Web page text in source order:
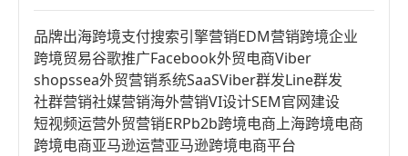
品牌出海跨境支付搜索引擎营销EDM营销跨境企业
跨境贸易谷歌推广Facebook外贸电商Viber
shopssea外贸营销系统SaaSViber群发Line群发
社群营销社媒营销海外营销VI设计SEM官网建设
短视频运营外贸营销ERPb2b跨境电商上海跨境电商
跨境电商亚马逊运营亚马逊跨境电商平台